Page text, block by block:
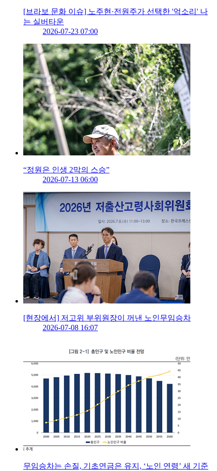
[브라보 문화 이슈] 노주현·전원주가 선택한 '억소리' 나
는 실버타운
2026-07-23 07:00
“정원은 인생 2막의 스승”
2026-07-13 06:00
[현장에서] 저고위 부위원장이 꺼낸 노인무임승차
2026-07-08 16:07
무임승차는 손질, 기초연금은 유지, ‘노인 연령’ 새 기준